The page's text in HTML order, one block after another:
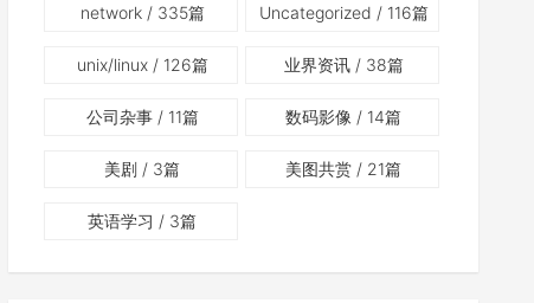
network/ 335篇 Uncategorized / 116篇
unix/linux/ 126篇 业界资讯/ 38篇
公司杂事/ 11篇 数码影像 / 14篇
美剧 / 3篇 美图共赏 / 21篇
英语学习 / 3篇